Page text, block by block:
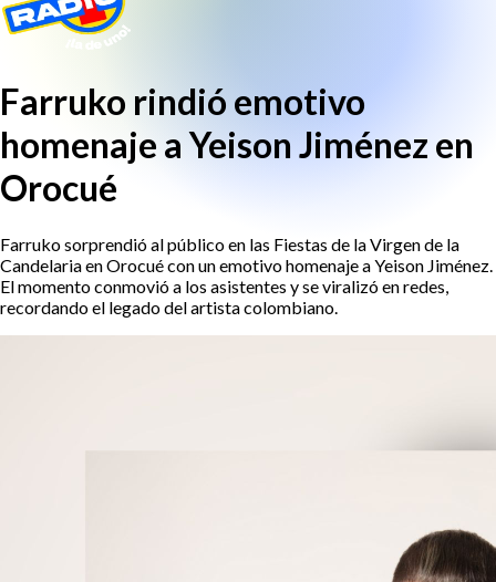
Farruko rindió emotivo
homenaje a Yeison Jiménez en
Orocué
Farruko sorprendió al público en las Fiestas de la Virgen de la
Candelaria en Orocué con un emotivo homenaje a Yeison Jiménez.
El momento conmovió a los asistentes y se viralizó en redes,
recordando el legado del artista colombiano.